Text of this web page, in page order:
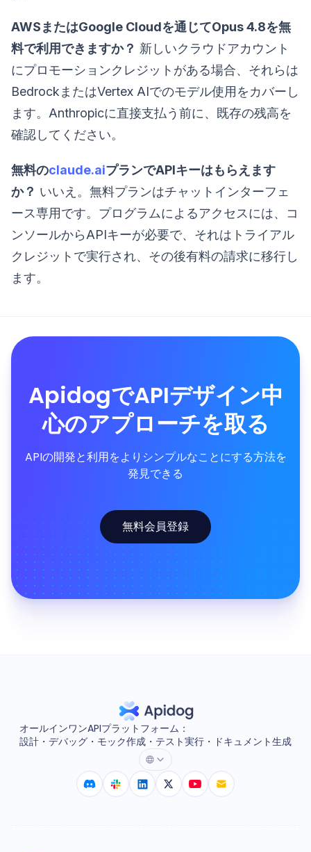
AWSまたはGoogle Cloudを通じてOpus 4.8を無
料で利用できますか？ 新しいクラウドアカウント
にプロモーションクレジットがある場合、それらは
BedrockまたはVertex AIでのモデル使用をカバーし
ます。Anthropicに直接支払う前に、既存の残高を
確認してください。
無料のclaude.aiプランでAPIキーはもらえます
か？ いいえ。無料プランはチャットインターフェ
ース専用です。プログラムによるアクセスには、コ
ンソールからAPIキーが必要で、それはトライアル
クレジットで実行され、その後有料の請求に移行し
ます。
ApidogでAPIデザイン中
心のアプローチを取る
APIの開発と利用をよりシンプルなことにする方法を
発見できる
無料会員登録
オールインワンAPIプラットフォーム：
設計・デバッグ・モック作成・テスト実行・ドキュメント生成